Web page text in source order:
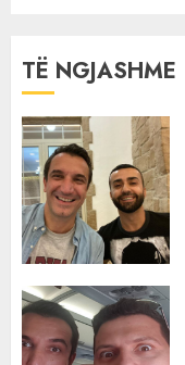
TË NGJASHME